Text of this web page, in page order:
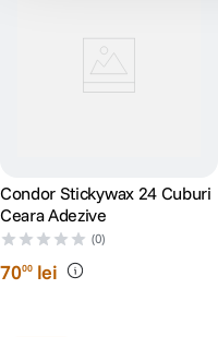
Condor Stickywax 24 Cuburi
Ceara Adezive
(0)
7000 lei